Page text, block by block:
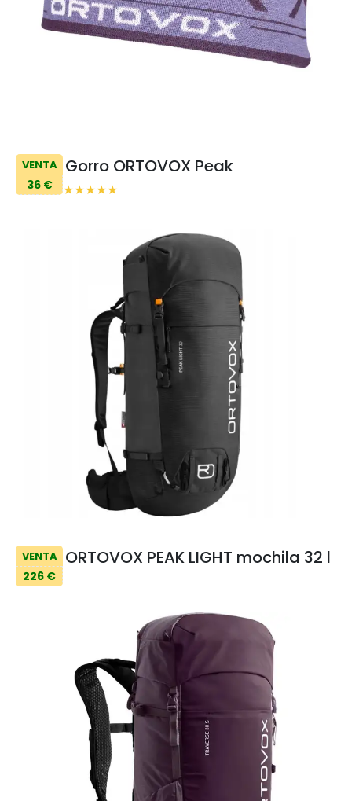
VENTA
36 €
Gorro ORTOVOX Peak
VENTA
226 €
ORTOVOX PEAK LIGHT mochila 32 l